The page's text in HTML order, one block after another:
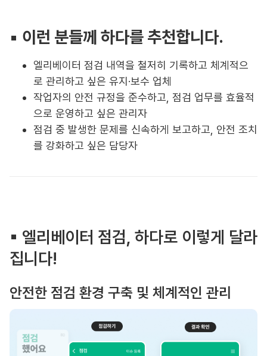
▪︎ 이런 분들께 하다를 추천합니다.
엘리베이터 점검 내역을 철저히 기록하고 체계적으
로 관리하고 싶은 유지·보수 업체
작업자의 안전 규정을 준수하고, 점검 업무를 효율적
으로 운영하고 싶은 관리자
점검 중 발생한 문제를 신속하게 보고하고, 안전 조치
를 강화하고 싶은 담당자
▪︎ 엘리베이터 점검, 하다로 이렇게 달라
집니다!
안전한 점검 환경 구축 및 체계적인 관리